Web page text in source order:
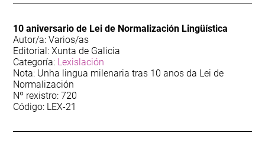
Lexislación70
Lingua104
Linguaxe administrativa
10 aniversario de Lei de Normalización Lingüística
Autor/a: Varios/as
Editorial: Xunta de Galicia
Categoría: Lexislación
Nota: Unha lingua milenaria tras 10 anos da Lei de
Normalización
Nº rexistro: 720
Código: LEX-21